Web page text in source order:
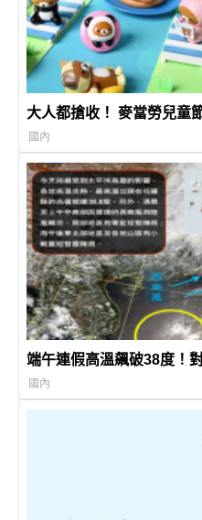
大人都搶收！ 麥當勞兒童
國內
端午連假高溫飆破38度！
國內